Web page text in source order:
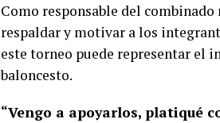
Como responsable del
respaldar y motivar a los
este torneo puede representar el
baloncesto.
“Vengo a apoyarlos, platiqué